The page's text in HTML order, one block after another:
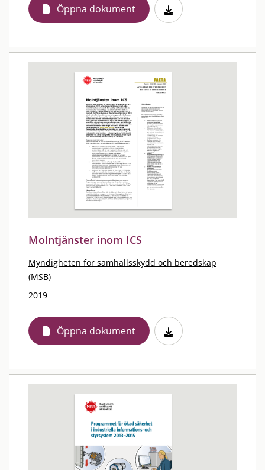
Öppna dokument
Molntjänster inom ICS
Myndigheten för samhällsskydd och beredskap
(MSB)
2019
Öppna dokument